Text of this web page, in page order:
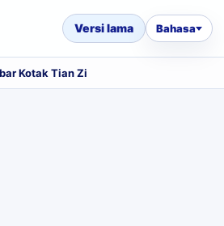
Versi lama Bahasa
Kotak Tian Zi